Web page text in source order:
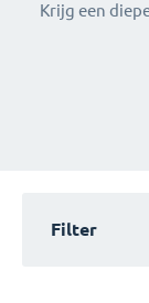
Krijg een
Filter